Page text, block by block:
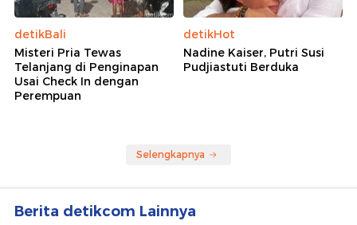
detikBali
Misteri Pria Tewas
Telanjang di Penginapan
Usai Check In dengan
Perempuan
detikHot
Nadine Kaiser, Putri Susi
Pudjiastuti Berduka
Selengkapnya
Berita detikcom Lainnya